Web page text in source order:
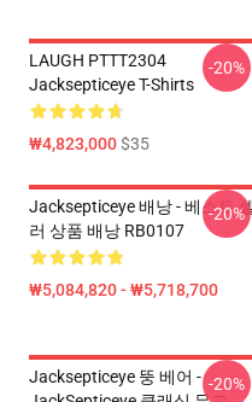
LAUGH PTTT2304
Jacksepticeye T-Shirts
₩4,823,000$35
-20%
Jacksepticeye 배낭 - 베스트 셀
러 상품 배낭 RB0107
₩5,084,820 - ₩5,718,700
-20%
Jacksepticeye 뚱 베어 - -20%